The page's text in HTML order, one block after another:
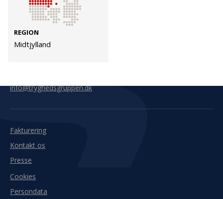
REGION
Midtjylland
TrygFonden
45 26 08 00
info@trygfonden.dk
info@tryghedsgruppen.dk
Fakturering
Kontakt os
Presse
Cookies
Persondata